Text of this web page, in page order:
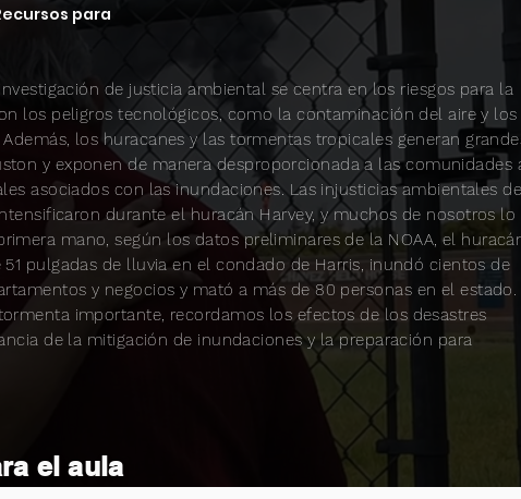
para
de justicia ambiental se centra en los riesgos para la
los peligros tecnológicos, como la contaminación del aire y los
los huracanes y las tormentas tropicales generan
y exponen de manera desproporcionada a las comunidades
asociados con las inundaciones. Las injusticias ambientales de
durante el huracán Harvey, y muchos de nosotros lo
mano, según los datos preliminares de la NOAA, el
51 pulgadas de lluvia en el condado de Harris, inundó cientos de
y negocios y mató a más de 80 personas en el estado.
importante, recordamos los efectos de los desastres
de la mitigación de inundaciones y la preparación para
el aula